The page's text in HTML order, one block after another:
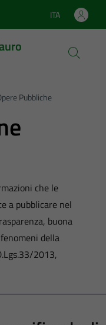
Lingua attiva:
ITA
Pubbliche
che le
a pubblicare nel
buona
della
2013,